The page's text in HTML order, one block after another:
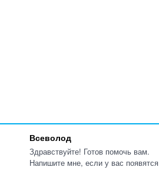
Всеволод
Здравствуйте! Готов помочь вам.
Напишите мне, если у вас появятся